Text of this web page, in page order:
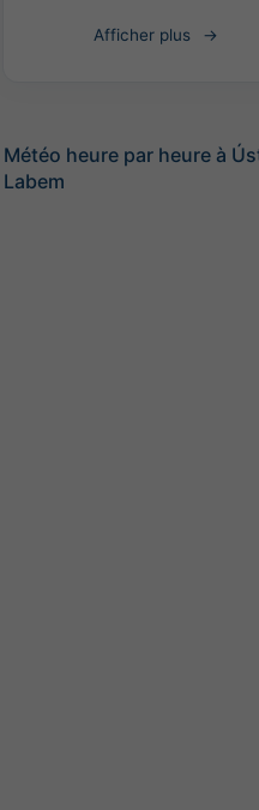
Afficher plus
Météo heure par heure à
Labem